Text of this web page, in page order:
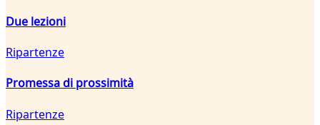
Due lezioni
Ripartenze
Promessa di prossimità
Ripartenze